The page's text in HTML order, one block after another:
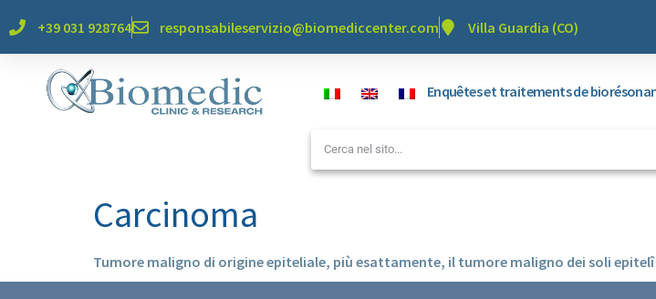
+39 031 928764 responsabileservizio@biomediccenter.com Villa Guardia (CO)
Enquêtes et traitements de
Carcinoma
Tumore maligno di origine epiteliale, più esattamente, il tumore maligno dei soli